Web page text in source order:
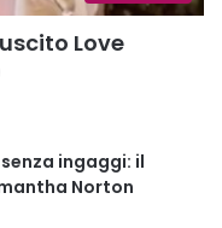
Love
ingaggi: il
Norton